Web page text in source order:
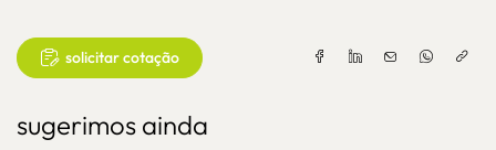
solicitar cotação
sugerimos ainda